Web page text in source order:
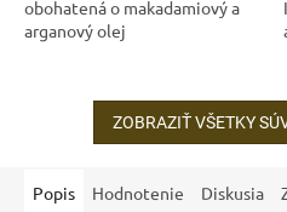
obohatená o makadamiový a
arganový olej
ZOBRAZIŤ VŠETKY
Popis Hodnotenie Diskusia